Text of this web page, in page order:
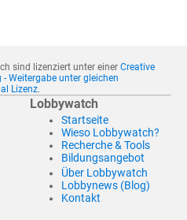
sind lizenziert unter einer Creative
Weitergabe unter gleichen
Lizenz.
Lobbywatch
Startseite
Wieso Lobbywatch?
Recherche & Tools
Bildungsangebot
Über Lobbywatch
Lobbynews (Blog)
Kontakt